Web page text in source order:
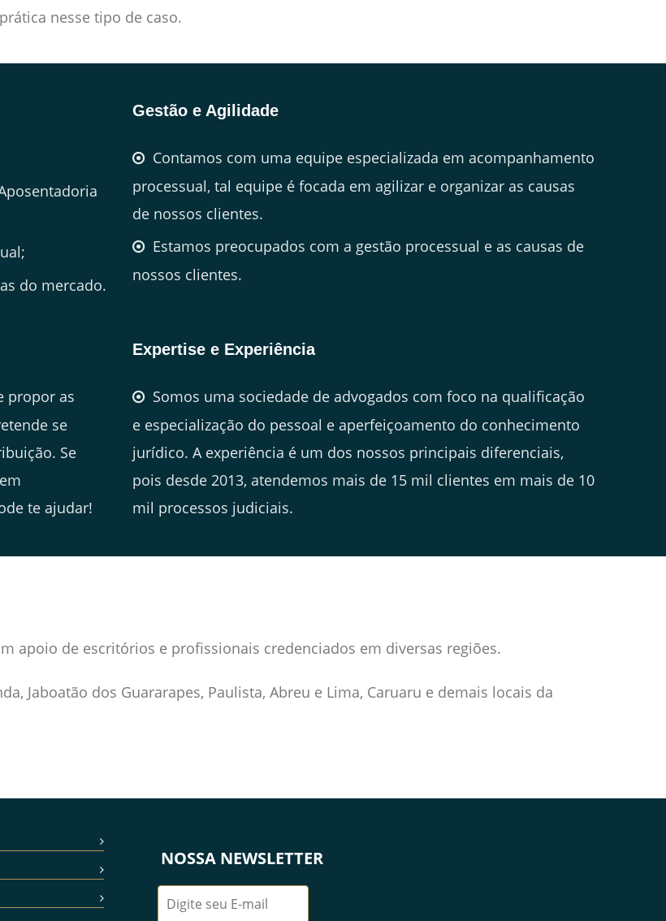
nesse tipo de caso.
do mercado.
Gestão e Agilidade
Contamos com uma equipe especializada em acompanhamento
processual, tal equipe é focada em agilizar e organizar as causas
de nossos clientes.
Estamos preocupados com a gestão processual e as causas de
nossos clientes.
propor as
se
Se
te ajudar!
Expertise e Experiência
Somos uma sociedade de advogados com foco na qualificação
e especialização do pessoal e aperfeiçoamento do conhecimento
jurídico. A experiência é um dos nossos principais diferenciais,
pois desde 2013, atendemos mais de 15 mil clientes em mais de 10
mil processos judiciais.
apoio de escritórios e profissionais credenciados em diversas regiões.
Jaboatão dos Guararapes, Paulista, Abreu e Lima, Caruaru e demais locais da
NOSSA NEWSLETTER